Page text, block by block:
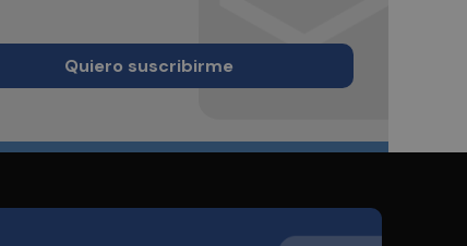
Quiero suscribirme